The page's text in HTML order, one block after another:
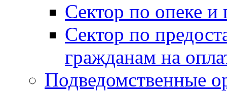
Сектор по опеке и
Сектор по
гражданам на
Подведомственные